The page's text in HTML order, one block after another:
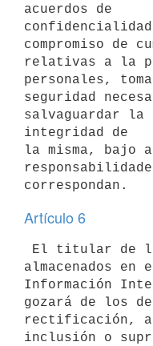
acuerdos de
compromiso de
relativas a la
personales,
seguridad
salvaguardar la
integridad de
la misma, bajo
Artículo 6
almacenados en
Información
gozará de los
rectificación,
inclusión o